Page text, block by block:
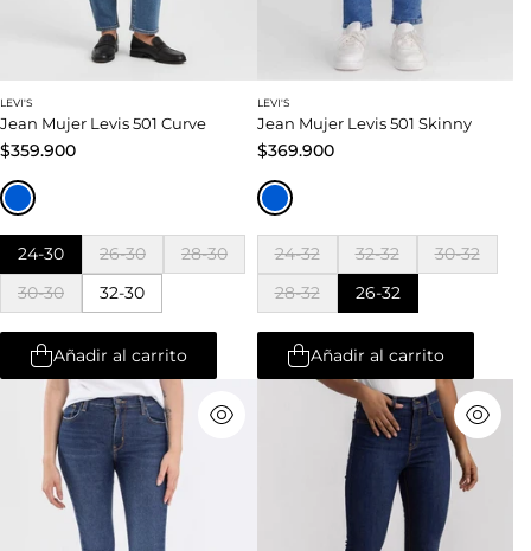
LEVI'S
Jean Mujer Levis 501 Curve
$359.900
24-30 26-30
28-30
30-30
32-30
Añadir al carrito
LEVI'S
Jean Mujer Levis 501 Skinny
$369.900
24-32 32-32
30-32
28-32
26-32
Añadir al carrito